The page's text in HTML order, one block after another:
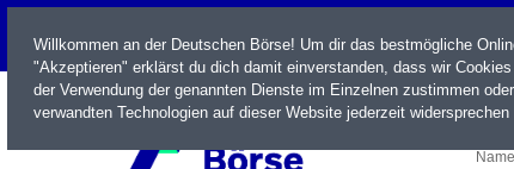
LIVE
Willkommen an der Deutschen Börse! Um dir das bestmögliche
"Akzeptieren" erklärst du dich damit einverstanden, dass wir
der Verwendung der genannten Dienste im Einzelnen zustimmen
verwandten Technologien auf dieser Website jederzeit